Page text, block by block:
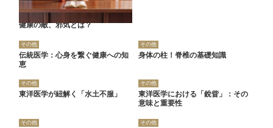
健康の敵、邪気とは？
その他
伝統医学：心身を繋ぐ健康への知
恵
その他
身体の柱！脊椎の基礎知識
その他
東洋医学が紐解く「水土不服」
その他
東洋医学における「銳眥」：その
意味と重要性
その他 その他